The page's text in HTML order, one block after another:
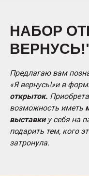
НАБОР
Предлагаю вам
«Я вернусь!»и в
открыток.
возможность иметь
выставкиу себя на
подарить тем, кого
затронула.